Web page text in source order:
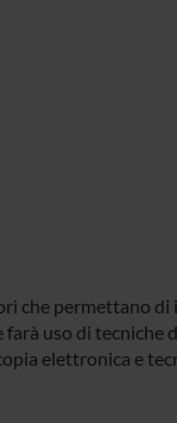
che permettano
uso di tecniche
elettronica e